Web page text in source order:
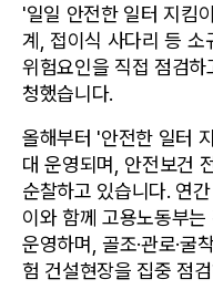
'일일 안전한 일터 지킴
계, 접이식 사다리 등 소
위험요인을 직접 점검
청했습니다.
올해부터 '안전한 일터
대 운영되며, 안전보건
순찰하고 있습니다. 연
이와 함께 고용노동부
운영하며, 골조·관로·굴
험 건설현장을 집중 점